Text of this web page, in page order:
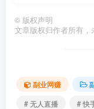
© 版权声明
文章版权归作者所有，
副业网赚
# 无人直播
# 快